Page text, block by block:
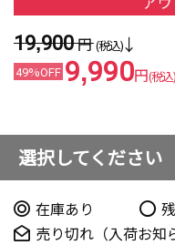
19,900円 (税込)
49%OFF 9,990円(税込)
選択してください
在庫あり
売り切れ（入荷お知